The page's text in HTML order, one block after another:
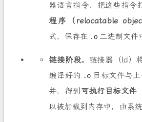
器语言指令，把这些指令
程序（relocatable
式，保存在 .o 二进制文件
链接阶段。链接器（ld）
编译好的 .o 目标文件与
并，得到 可执行目标文件
以被加载到内存中，由系统